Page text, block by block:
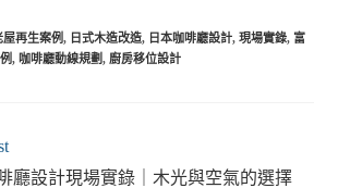
屋再生案例, 日式木造改造, 日本咖啡廳設計, 現場實錄, 富
, 咖啡廳動線規劃, 廚房移位設計
廳設計現場實錄｜木光與空氣的選擇